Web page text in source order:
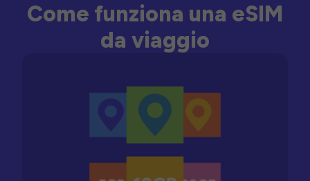
Come funziona una eSIM
da viaggio